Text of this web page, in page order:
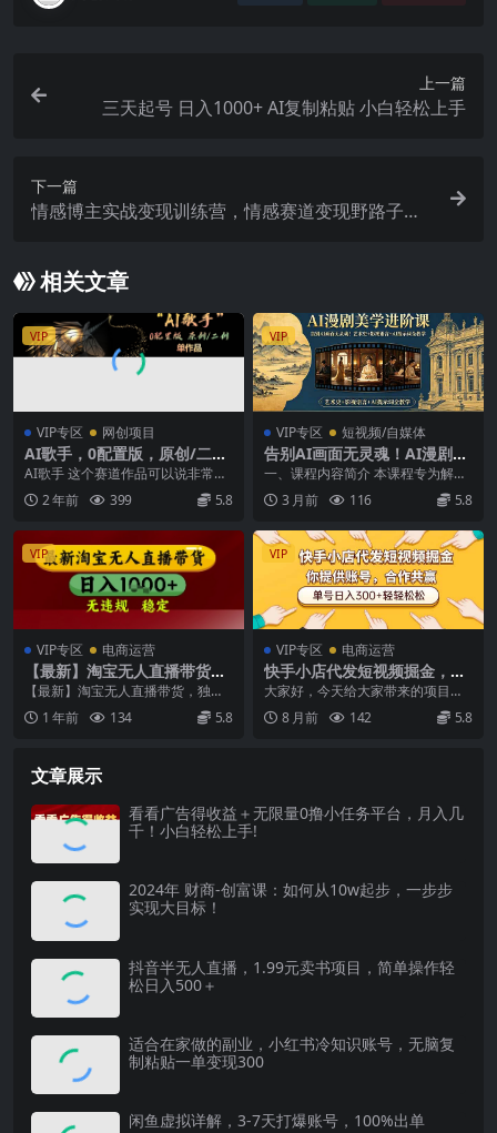
上一篇
三天起号 日入1000+ AI复制粘贴 小白轻松上手
下一篇
情感博主实战变现训练营，情感赛道变现野路子，
相关文章
VIP
VIP专区 网创项目
AI歌手，0配置版，原创/二
创，单作品播放千百万，多平
AI歌手 这个赛道作品可以说非常容
易爆火（同时兼具一定技术门槛而
很好的筛选一批同...
2 年前 399 5.8
VIP
VIP专区 短视频/自媒体
告别AI画面无灵魂！AI漫剧美
学进阶课，艺术史+影视语言+
一、课程内容简介 本课程专为解决
AI作品缺乏电影感与高级感的痛
点。课程通过七大进...
3 月前 116 5.8
VIP
VIP专区 电商运营
【最新】淘宝无人直播带货，
独家技术，无违规无封号，操
作简单，长期稳定，日入几张
【揭秘】
【最新】淘宝无人直播带货，独家
技术，无违规无封号，操作简单，
长期稳定，日入几张【...
1 年前 134 5.8
VIP
VIP专区 电商运营
快手小店代发短视频掘金，你
只提供账号，全程我们代运
营，单号日入300+轻轻松松
大家好，今天给大家带来的项目是
快手带货代运营项目，项目非常非
常简单，视频教程是还...
8 月前 142 5.8
文章展示
看看广告得收益＋无限量0撸小任务平台，月入几
千！小白轻松上手!
2024年 财商-创富课：如何从10w起步，一步步
实现大目标！
抖音半无人直播，1.99元卖书项目，简单操作轻
松日入500＋
适合在家做的副业，小红书冷知识账号，无脑复
制粘贴一单变现300
闲鱼虚拟详解，3-7天打爆账号，100%出单